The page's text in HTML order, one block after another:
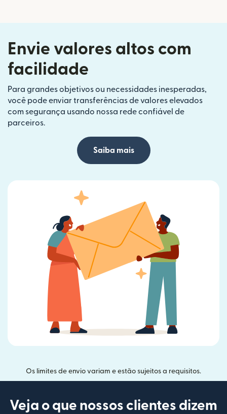
Envie valores altos com
facilidade
Para grandes objetivos ou necessidades inesperadas,
você pode enviar transferências de valores elevados
com segurança usando nossa rede confiável de
parceiros.
Saiba mais
Os limites de envio variam e estão sujeitos a requisitos.
Veja o que nossos clientes dizem